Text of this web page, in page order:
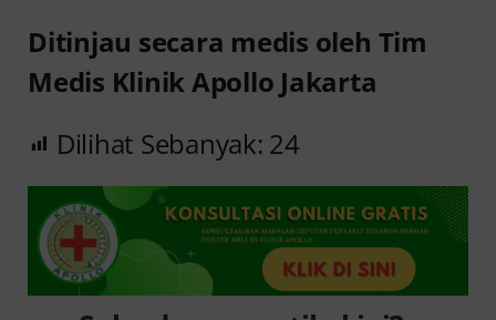
Ditinjau secara medis oleh Tim
Medis Klinik Apollo Jakarta
Dilihat Sebanyak: 24